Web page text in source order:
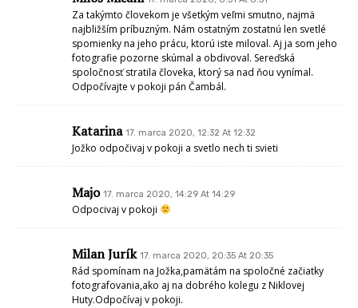
Za takýmto človekom je všetkým veľmi smutno, najmä
najbližším príbuzným. Nám ostatným zostatnú len svetlé
spomienky na jeho prácu, ktorú iste miloval. Aj ja som jeho
fotografie pozorne skúmal a obdivoval. Sereďská
spoločnosť stratila človeka, ktorý sa nad ňou vynímal.
Odpočívajte v pokoji pán Čambál.
Katarina 17. marca 2020, 12:32 At 12:32
Jožko odpočivaj v pokoji a svetlo nech ti svieti
Majo 17. marca 2020, 14:29 At 14:29
Odpocivaj v pokoji
Milan Jurík 17. marca 2020, 20:35 At 20:35
Rád spomínam na Jožka,pamätám na spoločné začiatky
fotografovania,ako aj na dobrého kolegu z Niklovej
Huty.Odpočívaj v pokoji.